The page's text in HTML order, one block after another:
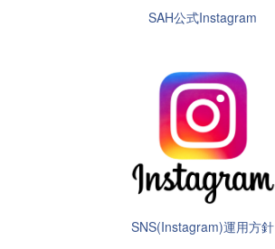
SAH公式Instagram
SNS(Instagram)運用方針